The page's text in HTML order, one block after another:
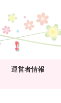
運営者情報